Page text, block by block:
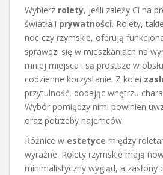
Wybierz rolety, jeśli zależy Ci na
światła i prywatności. Rolety,
noc czy rzymskie, oferują
sprawdzi się w mieszkaniach na
mniej miejsca i są prostsze w
codzienne korzystanie. Z kolei
przytulność, dodając wnętrzu
Wybór pomiędzy nimi powinien
oraz potrzeby najemców.
Różnice w estetyce między
wyraźne. Rolety rzymskie mają
minimalistyczny wygląd, a zasłony